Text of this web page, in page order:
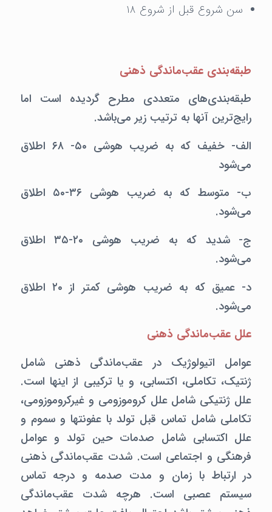
سن شروع قبل از شروع ۱۸
طبقه‌بندی عقب‌ماندگی ذهنی
طبقه‌بندی‌های متعددی مطرح گردیده است اما
رایج‌ترین آنها به ترتیب زیر می‌باشد.
الف- خفیف که به ضریب هوشی ۵۰- ۶۸ اطلاق
می‌شود
ب- متوسط که به ضریب هوشی ۳۶-۵۰ اطلاق
می‌شود.
ج- شدید که به ضریب هوشی ۲۰-۳۵ اطلاق
می‌شود.
د- عمیق که به ضریب هوشی کمتر از ۲۰ اطلاق
می‌شود.
علل عقب‌ماندگی ذهنی
عوامل اتیولوژیک در عقب‌ماندگی ذهنی شامل
ژنتیک، تکاملی، اکتسابی، و یا ترکیبی از اینها است.
علل ژنتیکی شامل علل کروموزومی و غیرکروموزومی،‌
تکاملی شامل تماس قبل تولد با عفونتها و سموم و
علل اکتسابی شامل صدمات حین تولد و عوامل
فرهنگی و اجتماعی است. شدت عقب‌ماندگی ذهنی
در ارتباط با زمان و مدت صدمه و درجه تماس
سیستم عصبی است. هرچه شدت عقب‌ماندگی